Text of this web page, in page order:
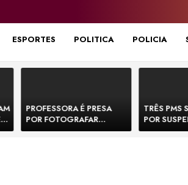
ESPORTES POLITICA POLICIA
PROFESSORA É PRESA
POR FOTOGRAFAR
PARTES ÍNTIMAS DE
TRÊS PMS
POR